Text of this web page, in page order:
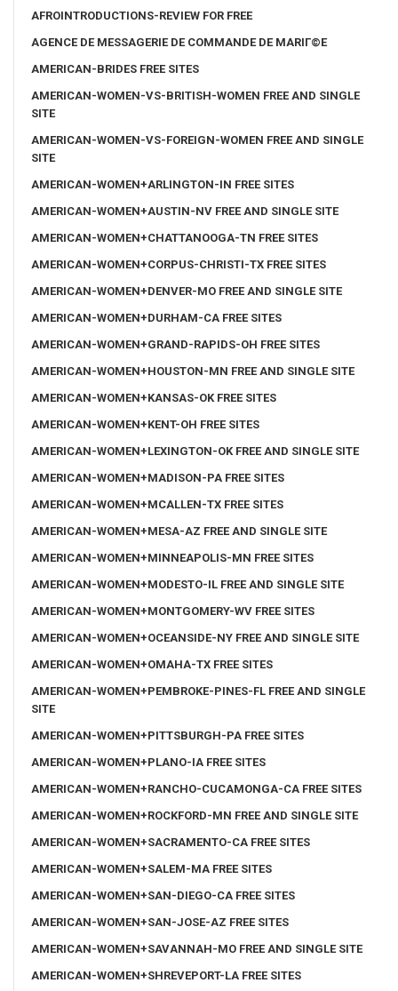
AFROINTRODUCTIONS-REVIEW FOR FREE
AGENCE DE MESSAGERIE DE COMMANDE DE MARIГ©E
AMERICAN-BRIDES FREE SITES
AMERICAN-WOMEN-VS-BRITISH-WOMEN FREE AND SINGLE
SITE
AMERICAN-WOMEN-VS-FOREIGN-WOMEN FREE AND SINGLE
SITE
AMERICAN-WOMEN+ARLINGTON-IN FREE SITES
AMERICAN-WOMEN+AUSTIN-NV FREE AND SINGLE SITE
AMERICAN-WOMEN+CHATTANOOGA-TN FREE SITES
AMERICAN-WOMEN+CORPUS-CHRISTI-TX FREE SITES
AMERICAN-WOMEN+DENVER-MO FREE AND SINGLE SITE
AMERICAN-WOMEN+DURHAM-CA FREE SITES
AMERICAN-WOMEN+GRAND-RAPIDS-OH FREE SITES
AMERICAN-WOMEN+HOUSTON-MN FREE AND SINGLE SITE
AMERICAN-WOMEN+KANSAS-OK FREE SITES
AMERICAN-WOMEN+KENT-OH FREE SITES
AMERICAN-WOMEN+LEXINGTON-OK FREE AND SINGLE SITE
AMERICAN-WOMEN+MADISON-PA FREE SITES
AMERICAN-WOMEN+MCALLEN-TX FREE SITES
AMERICAN-WOMEN+MESA-AZ FREE AND SINGLE SITE
AMERICAN-WOMEN+MINNEAPOLIS-MN FREE SITES
AMERICAN-WOMEN+MODESTO-IL FREE AND SINGLE SITE
AMERICAN-WOMEN+MONTGOMERY-WV FREE SITES
AMERICAN-WOMEN+OCEANSIDE-NY FREE AND SINGLE SITE
AMERICAN-WOMEN+OMAHA-TX FREE SITES
AMERICAN-WOMEN+PEMBROKE-PINES-FL FREE AND SINGLE
SITE
AMERICAN-WOMEN+PITTSBURGH-PA FREE SITES
AMERICAN-WOMEN+PLANO-IA FREE SITES
AMERICAN-WOMEN+RANCHO-CUCAMONGA-CA FREE SITES
AMERICAN-WOMEN+ROCKFORD-MN FREE AND SINGLE SITE
AMERICAN-WOMEN+SACRAMENTO-CA FREE SITES
AMERICAN-WOMEN+SALEM-MA FREE SITES
AMERICAN-WOMEN+SAN-DIEGO-CA FREE SITES
AMERICAN-WOMEN+SAN-JOSE-AZ FREE SITES
AMERICAN-WOMEN+SAVANNAH-MO FREE AND SINGLE SITE
AMERICAN-WOMEN+SHREVEPORT-LA FREE SITES